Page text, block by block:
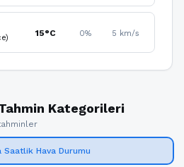
15°C 0% 5 km/s
Kategorileri
Saatlik Hava Durumu